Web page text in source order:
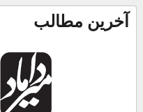
آخرین مطالب